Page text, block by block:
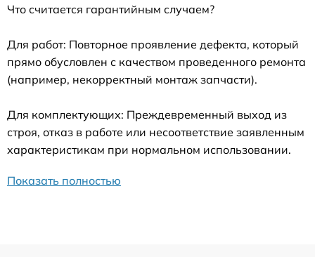
Что считается гарантийным случаем?
Для работ: Повторное проявление дефекта, который
прямо обусловлен с качеством проведенного ремонта
(например, некорректный монтаж запчасти).
Для комплектующих: Преждевременный выход из
строя, отказ в работе или несоответствие заявленным
характеристикам при нормальном использовании.
Показать полностью